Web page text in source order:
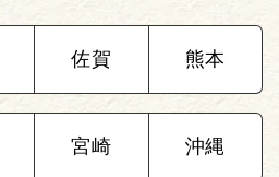
佐賀 熊本
宮崎 沖縄